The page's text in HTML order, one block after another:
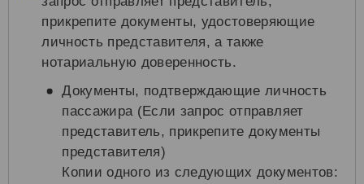
прикрепите документы, удостоверяющие
личность представителя, а также
нотариальную доверенность.
Документы, подтверждающие личность
пассажира (Если запрос отправляет
представитель, прикрепите документы
представителя)
Копии одного из следующих документов: